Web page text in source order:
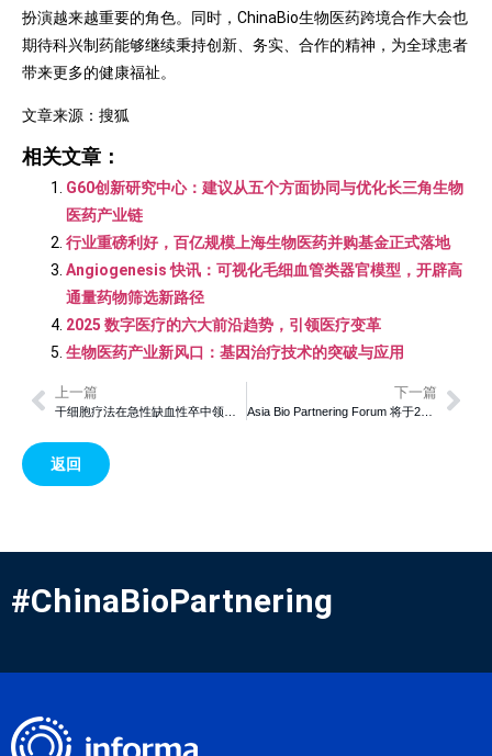
扮演越来越重要的角色。同时，ChinaBio生物医药跨境合作大会也
期待科兴制药能够继续秉持创新、务实、合作的精神，为全球患者
带来更多的健康福祉。
文章来源：搜狐
相关文章：
G60创新研究中心：建议从五个方面协同与优化长三角生物
医药产业链
行业重磅利好，百亿规模上海生物医药并购基金正式落地
Angiogenesis 快讯：可视化毛细血管类器官模型，开辟高
通量药物筛选新路径
2025 数字医疗的六大前沿趋势，引领医疗变革
生物医药产业新风口：基因治疗技术的突破与应用
上一篇 下一篇
Asia Bio Partnering Forum 将于2025年9月9-10日在新加坡举行，倒计时一个月！
返回
#ChinaBioPartnering